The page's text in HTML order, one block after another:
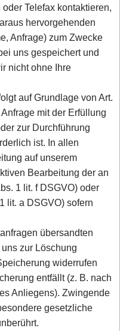
Telefax kontaktieren,
hervorgehenden
Anfrage) zum Zwecke
uns gespeichert und
nicht ohne Ihre
auf Grundlage von Art.
mit der Erfüllung
zur Durchführung
ist. In allen
auf unserem
Bearbeitung der an
1 lit. f DSGVO) oder
lit. a DSGVO) sofern
übersandten
zur Löschung
widerrufen
entfällt (z. B. nach
Anliegens). Zwingende
gesetzliche